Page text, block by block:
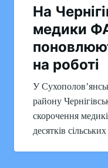
На
медики
на роботі
У
району
скорочення
десятків